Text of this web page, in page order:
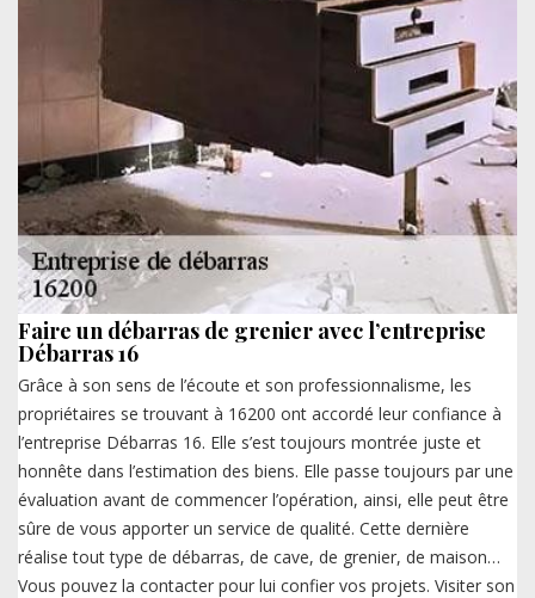
Faire un débarras de grenier avec l’entreprise
Débarras 16
Grâce à son sens de l’écoute et son professionnalisme, les
propriétaires se trouvant à 16200 ont accordé leur confiance à
l’entreprise Débarras 16. Elle s’est toujours montrée juste et
honnête dans l’estimation des biens. Elle passe toujours par une
évaluation avant de commencer l’opération, ainsi, elle peut être
sûre de vous apporter un service de qualité. Cette dernière
réalise tout type de débarras, de cave, de grenier, de maison…
Vous pouvez la contacter pour lui confier vos projets. Visiter son